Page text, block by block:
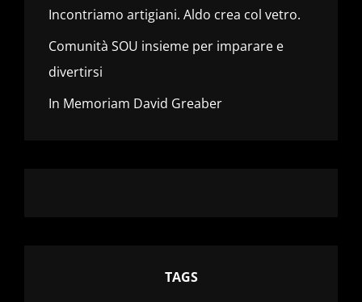
Incontriamo artigiani. Aldo crea col vetro.
Comunità SOU insieme per imparare e
divertirsi
In Memoriam David Greaber
TAGS